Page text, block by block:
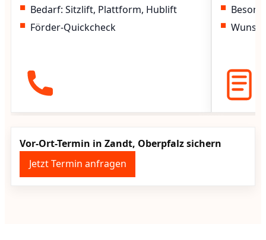
Bedarf: Sitzlift, Plattform, Hublift
Förder-Quickcheck
Vor-Ort-Termin in Zandt, Oberpfalz sichern
Jetzt Termin anfragen